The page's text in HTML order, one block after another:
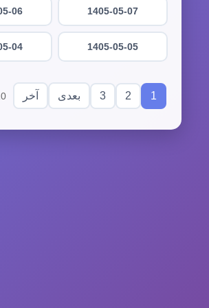
1405-05-07
06
1405-05-05
04
1
2
3 بعدی آخر 1-